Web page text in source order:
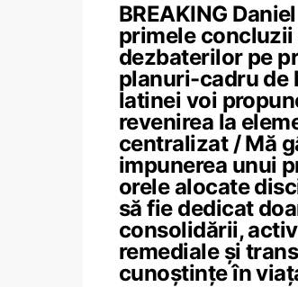
BREAKING
primele concluzii
dezbaterilor pe
planuri-cadru de
latinei voi
revenirea la
centralizat / Mă
impunerea unui
orele alocate
să fie dedicat
consolidării,
remediale și
cunoștințe în